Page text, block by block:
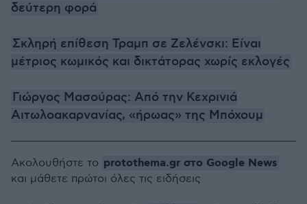
δεύτερη φορά
Σκληρή επίθεση Τραμπ σε Ζελένσκι: Είναι
μέτριος κωμικός και δικτάτορας χωρίς εκλογές
Γιώργος Μασούρας: Από την Κεχρινιά
Αιτωλοακαρνανίας, «ήρωας» της Μπόχουμ
Ακολουθήστε το protothema.gr στο Google News
και μάθετε πρώτοι όλες τις ειδήσεις